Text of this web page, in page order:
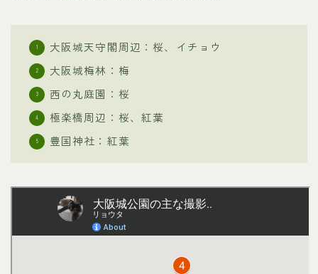
大阪城天守閣周辺：桜、イチョウ
大阪城梅林：梅
西の丸庭園：桜
極楽橋周辺：桜、紅葉
豊国神社：紅葉